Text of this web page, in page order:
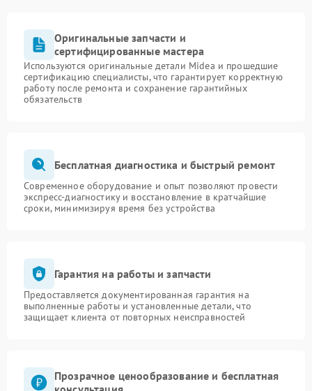
Оригинальные запчасти и
сертифицированные мастера
Используются оригинальные детали Midea и прошедшие
сертификацию специалисты, что гарантирует корректную
работу после ремонта и сохранение гарантийных
обязательств
Бесплатная диагностика и быстрый ремонт
Современное оборудование и опыт позволяют провести
экспресс-диагностику и восстановление в кратчайшие
сроки, минимизируя время без устройства
Гарантия на работы и запчасти
Предоставляется документированная гарантия на
выполненные работы и установленные детали, что
защищает клиента от повторных неисправностей
Прозрачное ценообразование и бесплатная